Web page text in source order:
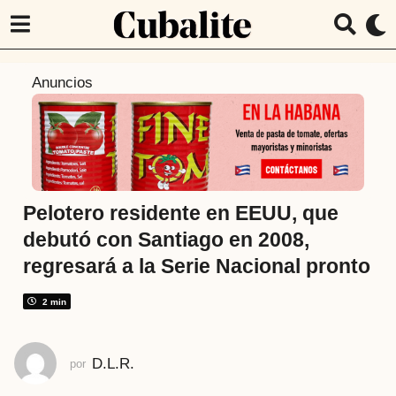
t
á
s
2
ñ
o
s
Anuncios
Pelotero residente en EEUU, que
debutó con Santiago en 2008,
regresará a la Serie Nacional pronto
2 min
por D.L.R.